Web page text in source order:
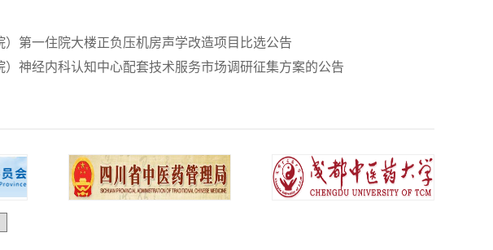
第一住院大楼正负压机房声学改造项目比选公告
神经内科认知中心配套技术服务市场调研征集方案的公告